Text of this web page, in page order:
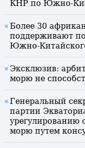
КНР по Южно-
Более 30
поддерживают
Южно-
Эксклюзив:
морю не
Генеральный
партии
морю путем